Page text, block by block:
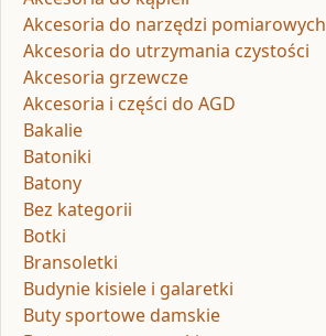
Akcesoria do narzędzi pomiarowych
Akcesoria do utrzymania czystości
Akcesoria grzewcze
Akcesoria i części do AGD
Bakalie
Batoniki
Batony
Bez kategorii
Botki
Bransoletki
Budynie kisiele i galaretki
Buty sportowe damskie